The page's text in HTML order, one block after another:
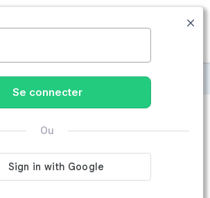
03.66.88.03.43
aide à trouver un emploi
Se connecter
Ou